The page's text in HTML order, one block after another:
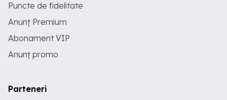
Puncte de fidelitate
Anunț Premium
Abonament VIP
Anunț promo
Parteneri